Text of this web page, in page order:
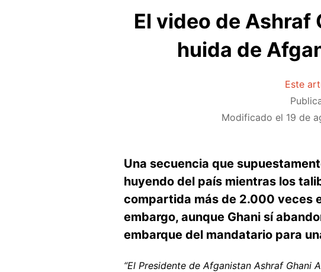
El video de Ashraf
huida de
Este
Modificado el 19 de
Una secuencia que
huyendo del país mientras los
compartida más de 2.000 veces
embargo, aunque Ghani sí
embarque del mandatario para
“El Presidente de Afganistan Ashraf